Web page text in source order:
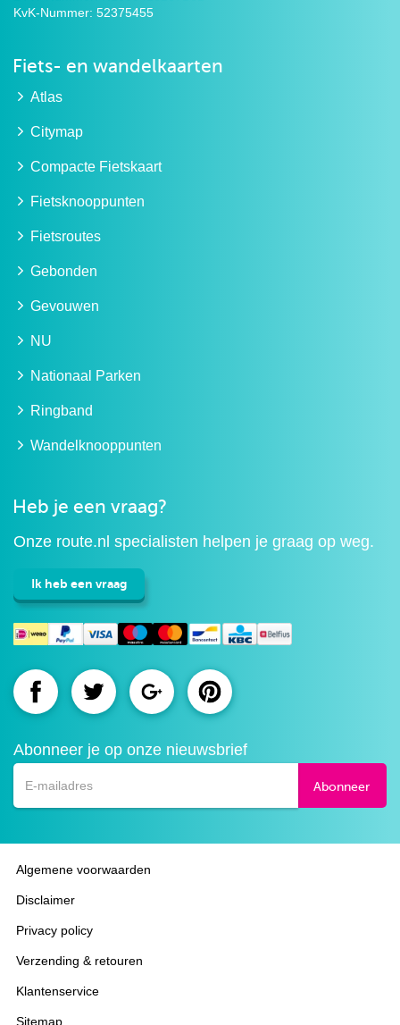
KvK-Nummer: 52375455
Fiets- en wandelkaarten
Atlas
Citymap
Compacte Fietskaart
Fietsknooppunten
Fietsroutes
Gebonden
Gevouwen
NU
Nationaal Parken
Ringband
Wandelknooppunten
Heb je een vraag?
Onze route.nl specialisten helpen je graag op weg.
Ik heb een vraag
Route.nl
Facebook
Route.nlRoute.nlRoute.nl
Abonneer je op onze nieuwsbrief
Abonneer
Algemene voorwaarden
Disclaimer
Privacy policy
Verzending & retouren
Klantenservice
Sitemap